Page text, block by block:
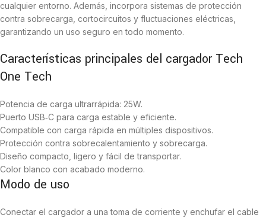
cualquier entorno. Además, incorpora sistemas de protección
contra sobrecarga, cortocircuitos y fluctuaciones eléctricas,
garantizando un uso seguro en todo momento.
Características principales del cargador Tech
One Tech
Potencia de carga ultrarrápida: 25W.
Puerto USB‑C para carga estable y eficiente.
Compatible con carga rápida en múltiples dispositivos.
Protección contra sobrecalentamiento y sobrecarga.
Diseño compacto, ligero y fácil de transportar.
Color blanco con acabado moderno.
Modo de uso
Conectar el cargador a una toma de corriente y enchufar el cable